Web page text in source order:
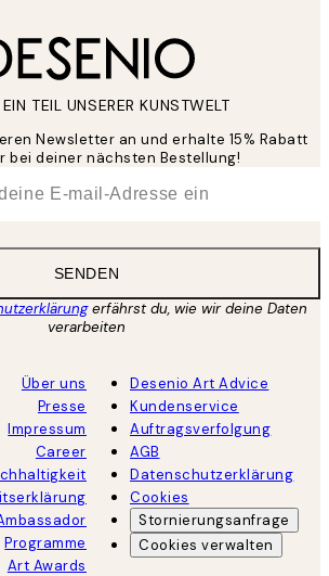
TEIL UNSERER KUNSTWELT
Newsletter an und erhalte 15% Rabatt
bei deiner nächsten Bestellung!
SENDEN
erfährst du, wie wir deine Daten
verarbeiten
Über uns
Presse
Impressum
Career
Programme
Art Awards
Desenio Art Advice
Kundenservice
Auftragsverfolgung
AGB
Datenschutzerklärung
Cookies
Stornierungsanfrage
Cookies verwalten